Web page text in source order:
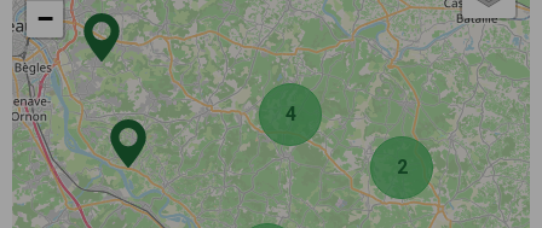
2
4
−